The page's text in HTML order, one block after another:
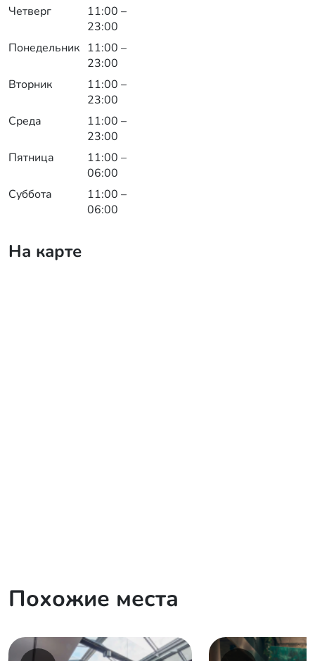
Четверг
11:00 –
23:00
Понедельник 11:00 –
23:00
Вторник
11:00 –
23:00
Среда
11:00 –
23:00
Пятница
11:00 –
06:00
Суббота
11:00 –
06:00
На карте
Похожие места